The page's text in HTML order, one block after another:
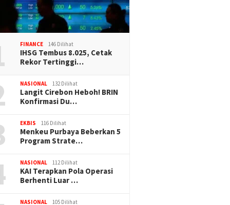
FINANCE 146 Dilihat
IHSG Tembus 8.025, Cetak
Rekor Tertinggi…
NASIONAL 132 Dilihat
Langit Cirebon Heboh! BRIN
Konfirmasi Du…
EKBIS 116 Dilihat
Menkeu Purbaya Beberkan 5
Program Strate…
NASIONAL 112 Dilihat
KAI Terapkan Pola Operasi
Berhenti Luar …
NASIONAL 105 Dilihat